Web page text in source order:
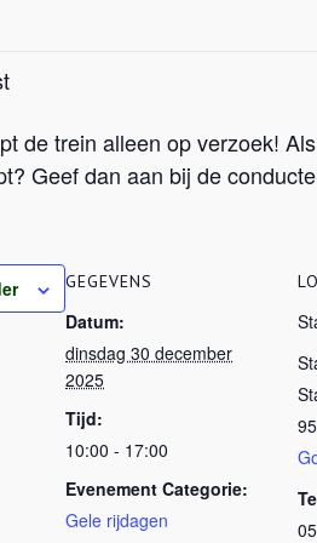
de trein alleen op verzoek!
Geef dan aan bij de
GEGEVENS
Datum:
dinsdag 30 december
2025
Tijd:
10:00 - 17:00
Evenement Categorie:
Gele rijdagen